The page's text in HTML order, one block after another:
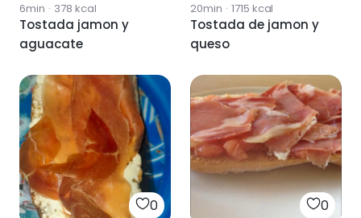
6min · 378 kcal
Tostada jamon y
aguacate
20min · 1715 kcal
Tostada de jamon y
queso
0 0